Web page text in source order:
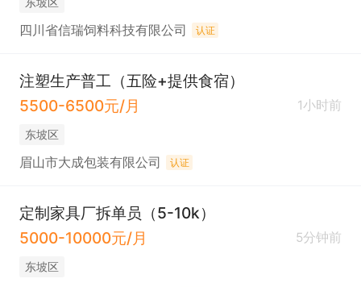
四川省信瑞饲料科技有限公司 认证
注塑生产普工（五险+提供食宿）
5500-6500元/月
1小时前
东坡区
眉山市大成包装有限公司 认证
定制家具厂拆单员（5-10k）
5000-10000元/月
5分钟前
东坡区